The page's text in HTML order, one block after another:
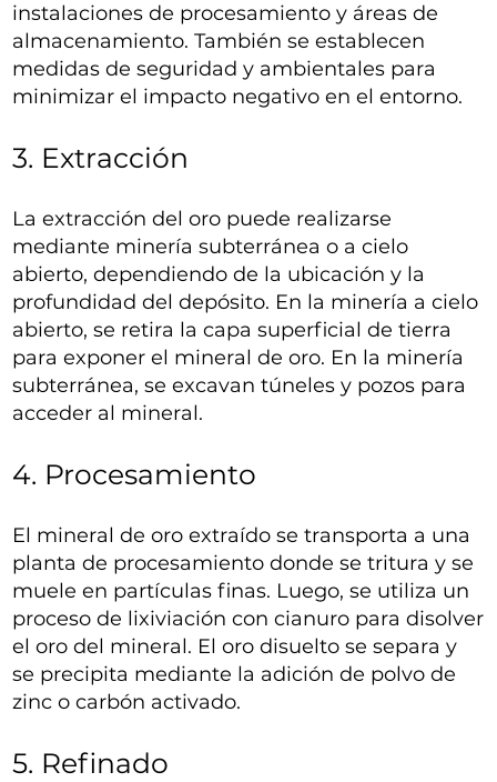
instalaciones de procesamiento y áreas de
almacenamiento. También se establecen
medidas de seguridad y ambientales para
minimizar el impacto negativo en el entorno.
3. Extracción
La extracción del oro puede realizarse
mediante minería subterránea o a cielo
abierto, dependiendo de la ubicación y la
profundidad del depósito. En la minería a cielo
abierto, se retira la capa superficial de tierra
para exponer el mineral de oro. En la minería
subterránea, se excavan túneles y pozos para
acceder al mineral.
4. Procesamiento
El mineral de oro extraído se transporta a una
planta de procesamiento donde se tritura y se
muele en partículas finas. Luego, se utiliza un
proceso de lixiviación con cianuro para disolver
el oro del mineral. El oro disuelto se separa y
se precipita mediante la adición de polvo de
zinc o carbón activado.
5. Refinado